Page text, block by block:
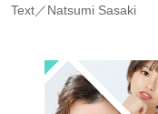
Text／Natsumi Sasaki